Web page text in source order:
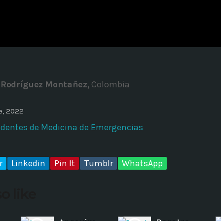
Time
Montañez, Colombia
2022
de Medicina de Emergencias
Linkedin Pin It Tumblr WhatsApp